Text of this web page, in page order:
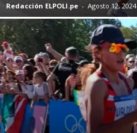
Redacción ELPOLI.pe - Agosto 12, 2024